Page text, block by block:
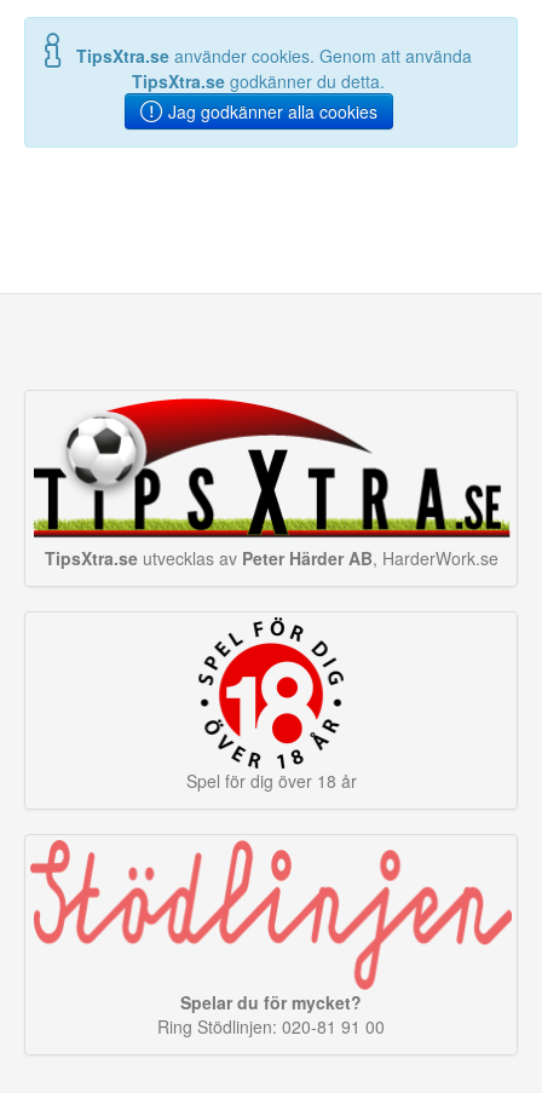
TipsXtra.se använder cookies. Genom att använda
TipsXtra.se godkänner du detta.
Jag godkänner alla cookies
TipsXtra.seutvecklas av Peter Härder AB, HarderWork.se
Spel för dig över 18 år
Spelar du för mycket?
Ring Stödlinjen: 020-81 91 00